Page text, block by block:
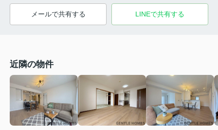
メールで共有する LINEで共有する
近隣の物件